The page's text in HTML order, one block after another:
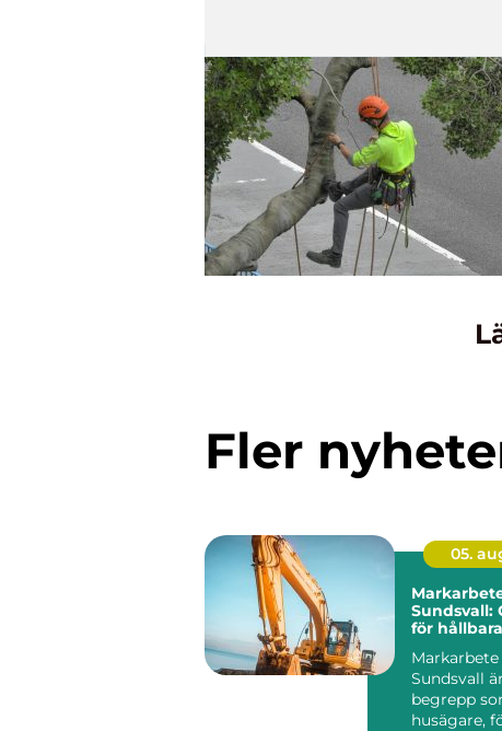
Fler
05.
Sundsvall:
för
Markarbete
Sundsvall
begrepp
husägare,